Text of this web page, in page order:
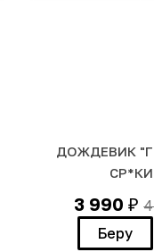
ДОЖДЕВИК
3 990₽
Беру